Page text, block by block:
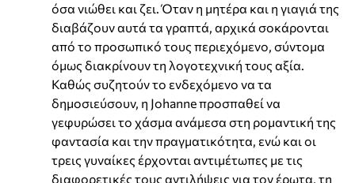
όσα νιώθει και ζει. Όταν η μητέρα και η γιαγιά της
διαβάζουν αυτά τα γραπτά, αρχικά σοκάρονται
από το προσωπικό τους περιεχόμενο, σύντομα
όμως διακρίνουν τη λογοτεχνική τους αξία.
Καθώς συζητούν το ενδεχόμενο να τα
δημοσιεύσουν, η Johanne προσπαθεί να
γεφυρώσει το χάσμα ανάμεσα στη ρομαντική της
φαντασία και την πραγματικότητα, ενώ και οι
τρεις γυναίκες έρχονται αντιμέτωπες με τις
διαφορετικές τους αντιλήψεις για τον έρωτα, τη